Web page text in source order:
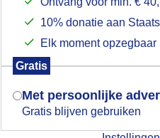
10% donatie aan
Elk moment opzegbaar
Gratis
Met persoonlijke
Gratis blijven gebruiken
Indien je hier nog geen
gegeven, verschijnt er zo
je browser waarin deze
gevraagd